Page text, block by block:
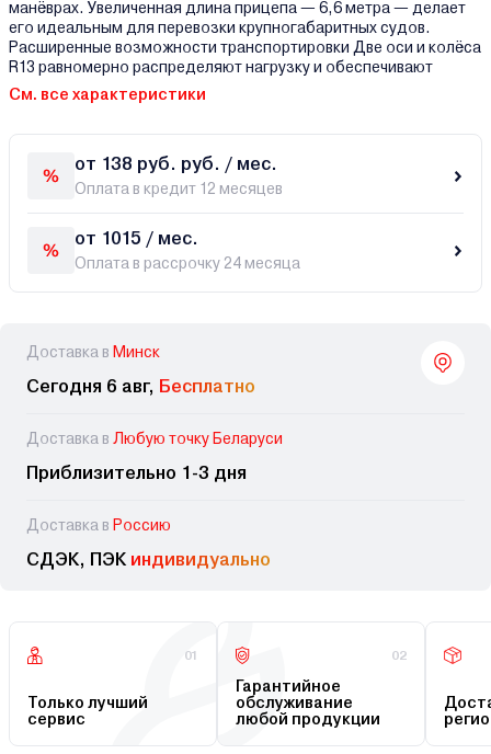
манёврах. Увеличенная длина прицепа — 6,6 метра — делает
его идеальным для перевозки крупногабаритных судов.
Расширенные возможности транспортировки Две оси и колёса
R13 равномерно распределяют нагрузку и обеспечивают
См. все характеристики
от 138 руб. руб. / мес.
Оплата в кредит 12 месяцев
от 1015 / мес.
Оплата в рассрочку 24 месяца
Доставка в Минск
Сегодня 6 авг, Бесплатно
Доставка в Любую точку Беларуси
Приблизительно 1-3 дня
Доставка в Россию
СДЭК, ПЭК индивидуально
01
Только лучший
сервис
02
Гарантийное
обслуживание
любой продукции